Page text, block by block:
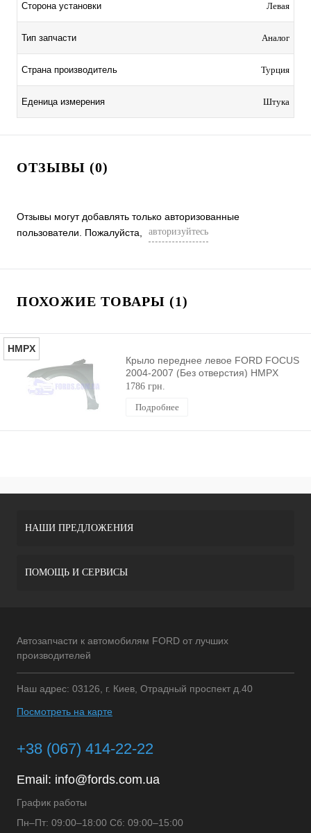
Сторона установки Левая
Тип запчасти Аналог
Страна производитель Турция
Еденица измерения Штука
ОТЗЫВЫ (0)
Отзывы могут добавлять только авторизованные
пользователи. Пожалуйста,
авторизуйтесь
ПОХОЖИЕ ТОВАРЫ (1)
HMPX
Крыло переднее левое FORD FOCUS
2004-2007 (Без отверстия) HMPX
1786 грн.
Подробнее
НАШИ ПРЕДЛОЖЕНИЯ
ПОМОЩЬ И СЕРВИСЫ
Автозапчасти к автомобилям FORD от лучших
производителей
Наш адрес: 03126, г. Киев, Отрадный проспект д.40
Посмотреть на карте
+38 (067) 414-22-22
Email: info@fords.com.ua
График работы
Пн–Пт: 09:00–18:00 Сб: 09:00–15:00